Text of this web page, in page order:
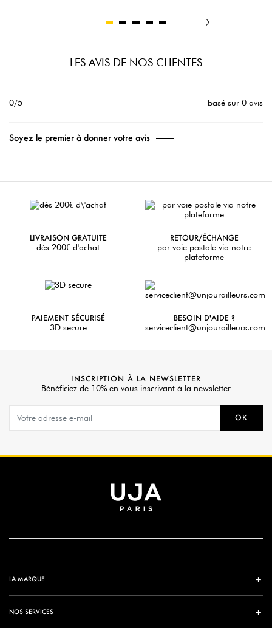
LES AVIS DE NOS CLIENTES
0/5 basé sur 0 avis
Soyez le premier à donner votre avis
LIVRAISON GRATUITE
dès 200€ d'achat
RETOUR/ÉCHANGE
par voie postale via notre
plateforme
PAIEMENT SÉCURISÉ
3D secure
BESOIN D'AIDE ?
serviceclient@unjourailleurs.com
INSCRIPTION À LA NEWSLETTER
Bénéficiez de 10% en vous inscrivant à la newsletter
OK
LA MARQUE
NOS SERVICES